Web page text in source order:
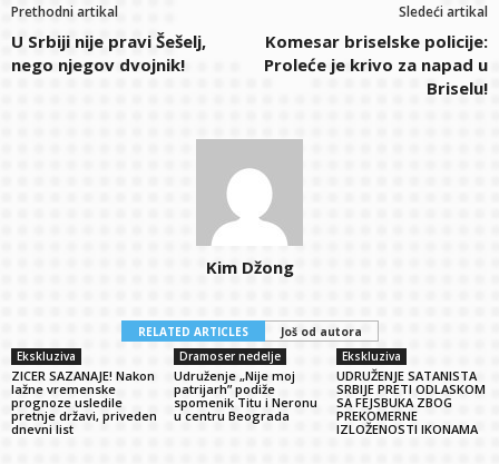
Prethodni artikal
U Srbiji nije pravi Šešelj,
nego njegov dvojnik!
Sledeći artikal
Komesar briselske policije:
Proleće je krivo za napad u
Briselu!
Kim Džong
RELATED ARTICLES
Još od autora
Ekskluziva
ZICER SAZANAJE! Nakon
lažne vremenske
prognoze usledile
pretnje državi, priveden
dnevni list
Dramoser nedelje
Udruženje „Nije moj
patrijarh” podiže
spomenik Titu i Neronu
u centru Beograda
Ekskluziva
UDRUŽENJE SATANISTA
SRBIJE PRETI ODLASKOM
SA FEJSBUKA ZBOG
PREKOMERNE
IZLOŽENOSTI IKONAMA